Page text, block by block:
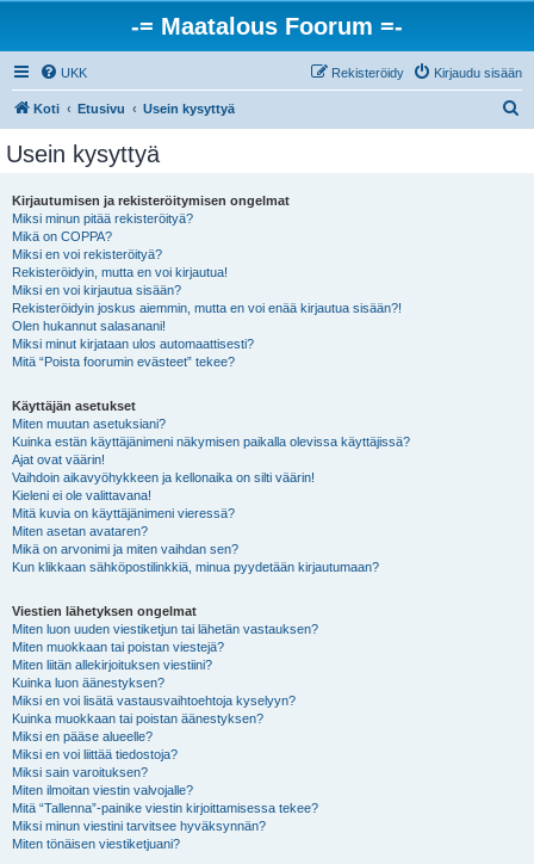
-= Maatalous Foorum =-
UKK Kirjaudu sisään
Rekisteröidy
Koti Etusivu Usein kysyttyä
Usein kysyttyä
Kirjautumisen ja rekisteröitymisen ongelmat
Miksi minun pitää rekisteröityä?
Mikä on COPPA?
Miksi en voi rekisteröityä?
Rekisteröidyin, mutta en voi kirjautua!
Miksi en voi kirjautua sisään?
Rekisteröidyin joskus aiemmin, mutta en voi enää kirjautua sisään?!
Olen hukannut salasanani!
Miksi minut kirjataan ulos automaattisesti?
Mitä “Poista foorumin evästeet” tekee?
Käyttäjän asetukset
Miten muutan asetuksiani?
Kuinka estän käyttäjänimeni näkymisen paikalla olevissa käyttäjissä?
Ajat ovat väärin!
Vaihdoin aikavyöhykkeen ja kellonaika on silti väärin!
Kieleni ei ole valittavana!
Mitä kuvia on käyttäjänimeni vieressä?
Miten asetan avataren?
Mikä on arvonimi ja miten vaihdan sen?
Kun klikkaan sähköpostilinkkiä, minua pyydetään kirjautumaan?
Viestien lähetyksen ongelmat
Miten luon uuden viestiketjun tai lähetän vastauksen?
Miten muokkaan tai poistan viestejä?
Miten liitän allekirjoituksen viestiini?
Kuinka luon äänestyksen?
Miksi en voi lisätä vastausvaihtoehtoja kyselyyn?
Kuinka muokkaan tai poistan äänestyksen?
Miksi en pääse alueelle?
Miksi en voi liittää tiedostoja?
Miksi sain varoituksen?
Miten ilmoitan viestin valvojalle?
Mitä “Tallenna”-painike viestin kirjoittamisessa tekee?
Miksi minun viestini tarvitsee hyväksynnän?
Miten tönäisen viestiketjuani?